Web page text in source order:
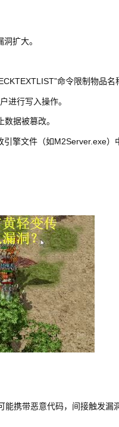
扩大。
命令限制物品名
进行写入操作。
据被篡改。
擎文件（如M2Server.exe）
携带恶意代码，间接触发漏洞